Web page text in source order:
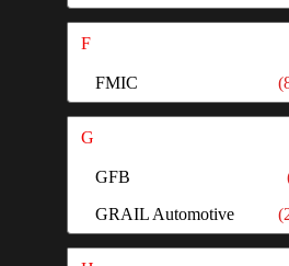
F
FMIC
G
GFB
GRAIL Automotive